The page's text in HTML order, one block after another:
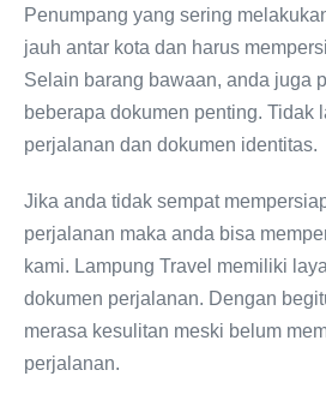
Penumpang yang sering
jauh antar kota dan harus
Selain barang bawaan, anda juga
beberapa dokumen penting. Tidak
perjalanan dan dokumen identitas.
Jika anda tidak sempat
perjalanan maka anda bisa
kami. Lampung Travel memiliki
dokumen perjalanan. Dengan
merasa kesulitan meski belum
perjalanan.